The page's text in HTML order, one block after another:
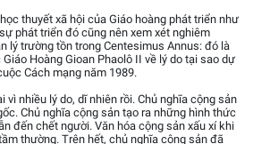
thuyết xã hội của Giáo hoàng phát triển như
phát triển đó cũng nên xem xét nghiêm
lý trường tồn trong Centesimus Annus: đó là
Hoàng Gioan Phaolô II về lý do tại sao dự
Cách mạng năm 1989.
vì nhiều lý do, dĩ nhiên rồi. Chủ nghĩa cộng sản
Chủ nghĩa cộng sản tạo ra những hình thức
đến chết người. Văn hóa cộng sản xấu xí khi
thường. Trên hết, chủ nghĩa cộng sản đã